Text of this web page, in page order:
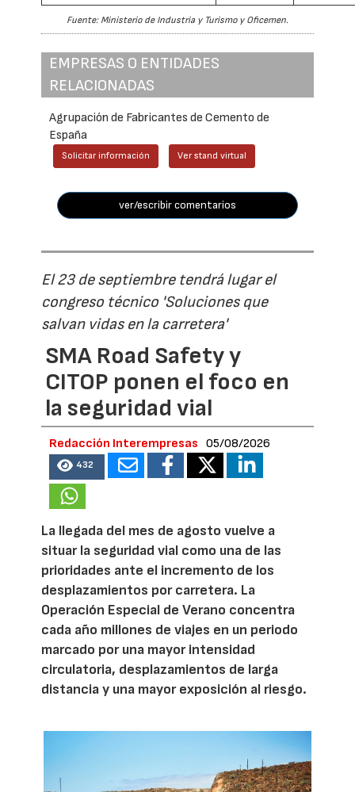
Fuente: Ministerio de Industria y Turismo y Oficemen.
EMPRESAS O ENTIDADES
RELACIONADAS
Agrupación de Fabricantes de Cemento de
España
Solicitar información Ver stand virtual
ver/escribir comentarios
El 23 de septiembre tendrá lugar el
congreso técnico 'Soluciones que
salvan vidas en la carretera'
SMA Road Safety y
CITOP ponen el foco en
la seguridad vial
Redacción Interempresas 05/08/2026
432
La llegada del mes de agosto vuelve a
situar la seguridad vial como una de las
prioridades ante el incremento de los
desplazamientos por carretera. La
Operación Especial de Verano concentra
cada año millones de viajes en un periodo
marcado por una mayor intensidad
circulatoria, desplazamientos de larga
distancia y una mayor exposición al riesgo.